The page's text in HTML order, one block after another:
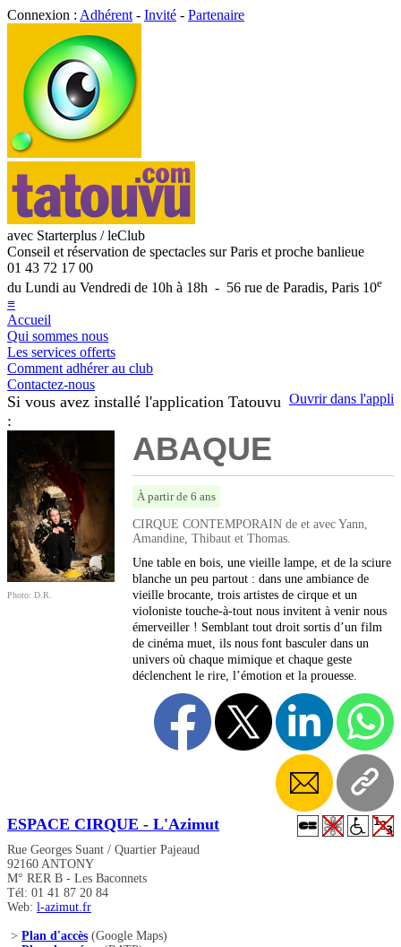
Connexion : Adhérent - Invité - Partenaire
avec Starterplus / leClub
Conseil et réservation de spectacles sur Paris et proche banlieue
01 43 72 17 00
du Lundi au Vendredi de 10h à 18h - 56 rue de Paradis, Paris 10e
≡
Accueil
Qui sommes nous
Les services offerts
Comment adhérer au club
Contactez-nous
Ouvrir dans l'appli
Si vous avez installé l'application Tatouvu
:
Photo: D.R.
ABAQUE
À partir de 6 ans
CIRQUE CONTEMPORAIN de et avec Yann,
Amandine, Thibaut et Thomas.
Une table en bois, une vieille lampe, et de la sciure
blanche un peu partout : dans une ambiance de
vieille brocante, trois artistes de cirque et un
violoniste touche-à-tout nous invitent à venir nous
émerveiller ! Semblant tout droit sortis d’un film
de cinéma muet, ils nous font basculer dans un
univers où chaque mimique et chaque geste
déclenchent le rire, l’émotion et la prouesse.
ESPACE CIRQUE - L'Azimut
Rue Georges Suant / Quartier Pajeaud
92160 ANTONY
M° RER B - Les Baconnets
Tél: 01 41 87 20 84
Web: l-azimut.fr
> Plan d'accès (Google Maps)